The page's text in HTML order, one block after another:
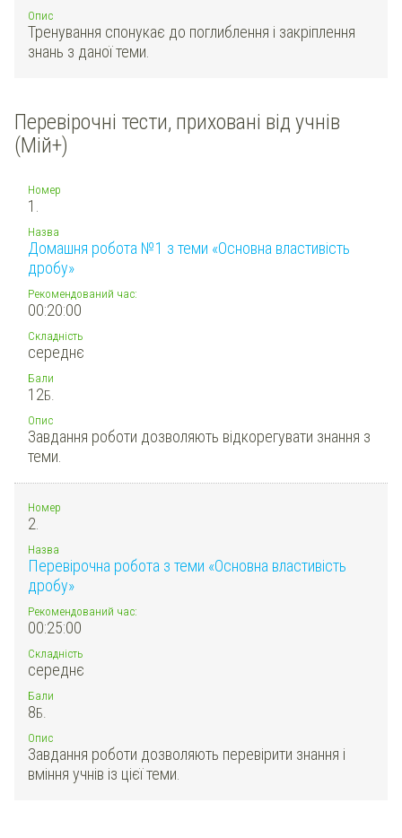
Опис
Тренування спонукає до поглиблення і закріплення
знань з даної теми.
Перевірочні тести, приховані від учнів
(Мій+)
Номер
1.
Назва
Домашня робота №1 з теми «Основна властивість
дробу»
Рекомендований час:
00:20:00
Складність
середнє
Бали
12Б.
Опис
Завдання роботи дозволяють відкорегувати знання з
теми.
Номер
2.
Назва
Перевірочна робота з теми «Основна властивість
дробу»
Рекомендований час:
00:25:00
Складність
середнє
Бали
8Б.
Опис
Завдання роботи дозволяють перевірити знання і
вміння учнів із цієї теми.